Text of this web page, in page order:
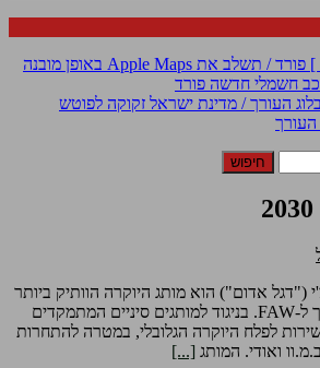
פורד / תשלב את Apple Maps באופן מובנה
חשמלי חדשה פורד
בלוג העורך / מדינת ישראל זקוקה לפוטש
העורך
("דגל אדום") הוא מותג היוקרה הוותיק ביותר
בסין (נוסד ב-1958) השייך ל-FAW. בניגוד למותגים סיניים המתמקדים
לפלח היוקרה הגלובלי, במטרה להתחרות
ואודי. המותג [...]